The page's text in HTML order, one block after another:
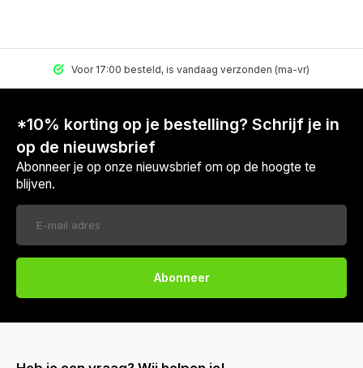
Voor 17:00 besteld, is vandaag verzonden (ma-vr)
*10% korting op je bestelling? Schrijf je in
op de nieuwsbrief
Abonneer je op onze nieuwsbrief om op de hoogte te
blijven.
Abonneer